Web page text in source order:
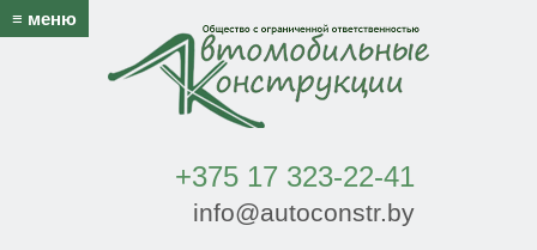
≡ меню
+375 17 323-22-41
info@autoconstr.by